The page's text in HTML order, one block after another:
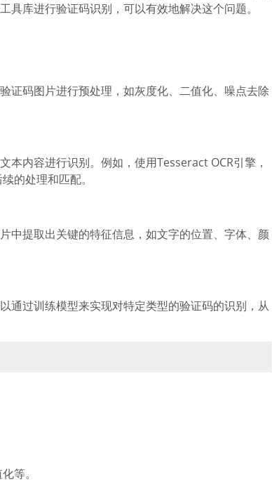
库进行验证码识别，可以有效地解决这个问题。
证码图片进行预处理，如灰度化、二值化、噪点去除
内容进行识别。例如，使用Tesseract OCR引擎，
的处理和匹配。
中提取出关键的特征信息，如文字的位置、字体、颜
通过训练模型来实现对特定类型的验证码的识别，从
等。